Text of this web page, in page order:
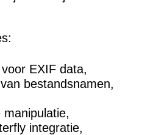
EXIF data,
bestandsnamen,
manipulatie,
integratie,